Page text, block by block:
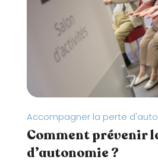
Accompagner la perte
Comment prévenir
d’autonomie ?